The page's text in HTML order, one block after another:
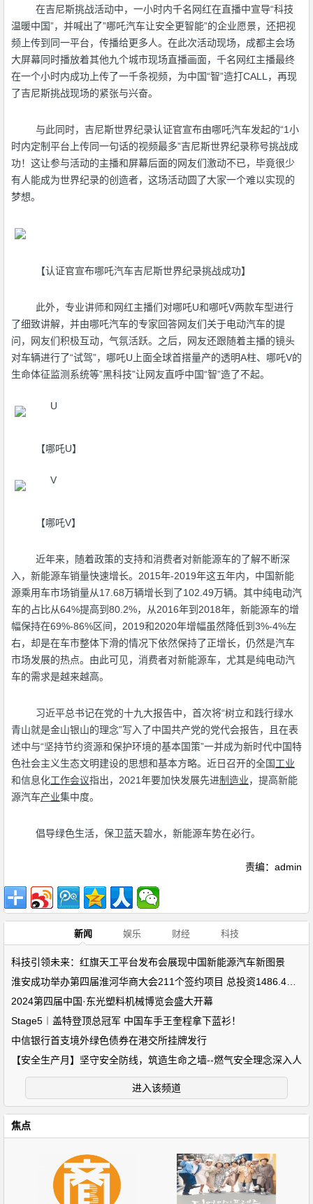
在吉尼斯挑战活动中，一小时内千名网红在直播中宣导“科技
温暖中国”，并喊出了”哪吒汽车让安全更智能”的企业愿景，还把视
频上传到同一平台，传播给更多人。在此次活动现场，成都主会场
大屏幕同时播放着其他九个城市现场直播画面，千名网红主播最终
在一个小时内成功上传了一千条视频，为中国“智”造打CALL，再现
了吉尼斯挑战现场的紧张与兴奋。
与此同时，吉尼斯世界纪录认证官宣布由哪吒汽车发起的“1小
时内定制平台上传同一句话的视频最多”吉尼斯世界纪录称号挑战成
功！这让参与活动的主播和屏幕后面的网友们激动不已，毕竟很少
有人能成为世界纪录的创造者，这场活动圆了大家一个难以实现的
梦想。
【认证官宣布哪吒汽车吉尼斯世界纪录挑战成功】
此外，专业讲师和网红主播们对哪吒U和哪吒V两款车型进行
了细致讲解，并由哪吒汽车的专家回答网友们关于电动汽车的提
问，网友们积极互动，气氛活跃。之后，网友还跟随着主播的镜头
对车辆进行了“试驾”，哪吒U上面全球首搭量产的透明A柱、哪吒V的
生命体征监测系统等”黑科技”让网友直呼中国“智”造了不起。
【哪吒U】
【哪吒V】
近年来，随着政策的支持和消费者对新能源车的了解不断深
入，新能源车销量快速增长。2015年-2019年这五年内，中国新能
源乘用车市场销量从17.68万辆增长到了102.49万辆。其中纯电动汽
车的占比从64%提高到80.2%，从2016年到2018年，新能源车的增
幅保持在69%-86%区间，2019和2020年增幅虽然降低到3%-4%左
右，却是在车市整体下滑的情况下依然保持了正增长，仍然是汽车
市场发展的热点。由此可见，消费者对新能源车，尤其是纯电动汽
车的需求是越来越高。
习近平总书记在党的十九大报告中，首次将“树立和践行绿水
青山就是金山银山的理念”写入了中国共产党的党代会报告，且在表
述中与“坚持节约资源和保护环境的基本国策”一并成为新时代中国特
色社会主义生态文明建设的思想和基本方略。近日召开的全国工业
和信息化工作会议指出，2021年要加快发展先进制造业，提高新能
源汽车产业集中度。
倡导绿色生活，保卫蓝天碧水，新能源车势在必行。
责编：admin
新闻 娱乐 财经 科技
科技引领未来：红旗天工平台发布会展现中国新能源汽车新图景
2024第四届中国·东光塑料机械博览会盛大开幕
Stage5︱盖特登顶总冠军 中国车手王奎程拿下蓝衫！
中信银行首支境外绿色债券在港交所挂牌发行
【安全生产月】坚守安全防线，筑造生命之墙--燃气安全理念深入人
进入该频道
焦点